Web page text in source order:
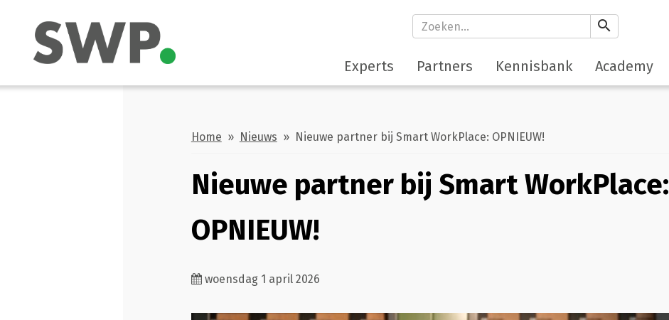
search
Experts Partners Kennisbank Academy
Home » Nieuws » Nieuwe partner bij Smart WorkPlace: OPNIEUW!
Nieuwe partner bij Smart WorkPlace:
OPNIEUW!
woensdag 1 april 2026